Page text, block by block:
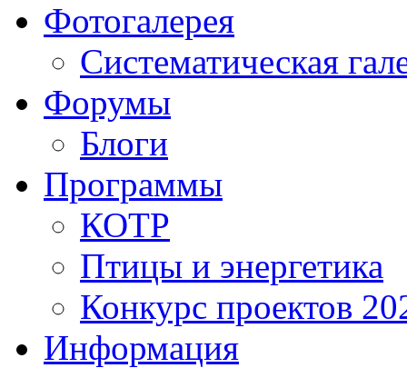
Фотогалерея
Систематическая
Форумы
Блоги
Программы
КОТР
Птицы и энергетика
Конкурс проектов
Информация